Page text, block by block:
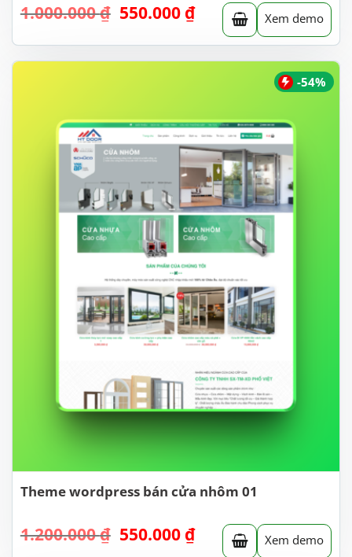
1.000.000₫ Giá
là:
1.000.000 ₫.
550.000 ₫Giá
hiện
tại
là:
Xem demo
-54%
Theme wordpress bán cửa nhôm 01
1.200.000₫ Giá
550.000 ₫Giá
hiện Xem demo